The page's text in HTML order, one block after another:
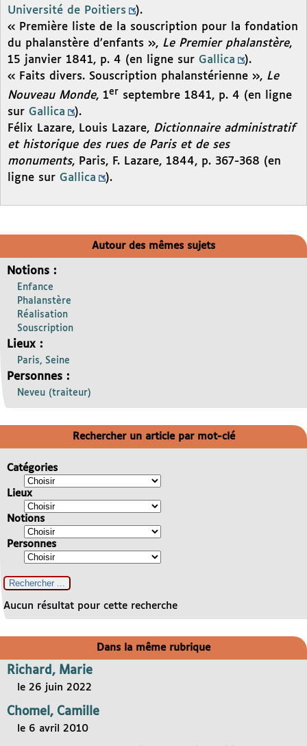
Université de Poitiers
).
« Première liste de la souscription pour la fondation
du phalanstère d’enfants », Le Premier phalanstère,
15 janvier 1841, p. 4 (en ligne sur Gallica
).
« Faits divers. Souscription phalanstérienne », Le
Nouveau Monde, 1er septembre 1841, p. 4 (en ligne
sur Gallica
).
Félix Lazare, Louis Lazare, Dictionnaire administratif
et historique des rues de Paris et de ses
monuments, Paris, F. Lazare, 1844, p. 367-368 (en
ligne sur Gallica ).
Autour des mêmes sujets
Notions :
Enfance
Phalanstère
Réalisation
Souscription
Lieux :
Paris, Seine
Personnes :
Neveu (traiteur)
Rechercher un article par mot-clé
Catégories
Lieux
Notions
Personnes
Aucun résultat pour cette recherche
Dans la même rubrique
Richard, Marie
le 26 juin 2022
Chomel, Camille
le 6 avril 2010